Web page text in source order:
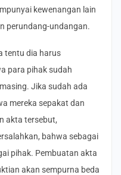
kewenangan lain
perundang-undangan.
tentu dia harus
para pihak sudah
Jika sudah ada
mereka sepakat dan
akta tersebut,
bahwa sebagai
pihak. Pembuatan akta
akan sempurna beda